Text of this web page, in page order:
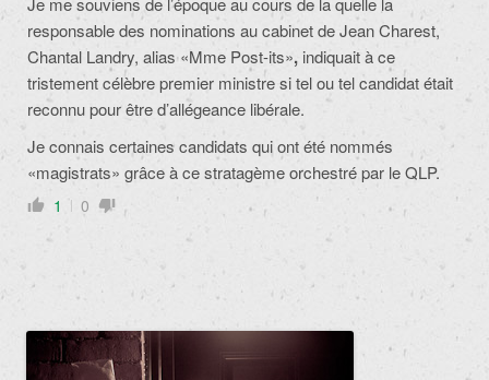
responsable des nominations au cabinet de Jean Charest,
Chantal Landry, alias «Mme Post-its», indiquait à ce
tristement célèbre premier ministre si tel ou tel candidat était
reconnu pour être d’allégeance libérale.
Je connais certaines candidats qui ont été nommés
«magistrats» grâce à ce stratagème orchestré par le QLP.
1 0